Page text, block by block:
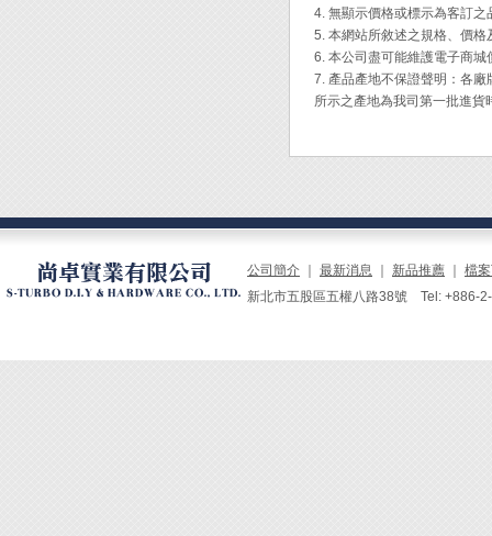
◆ 鎖
◆ ABS
◆ 交
◆ 架身
4. 無顯示價格或標示為客訂
5. 本網站所敘述之規格、價
6. 本公司盡可能維護電子商
7. 產品產地不保證聲明：各
所示之產地為我司第一批進
公司簡介 最新消息 新品推薦
檔
新北市五股區五權八路38號 Tel: